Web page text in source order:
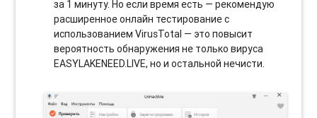
за 1 минуту. Но если время есть — рекомендую
расширенное онлайн тестирование с
использованием VirusTotal — это повысит
вероятность обнаружения не только вируса
EASYLAKENEED.LIVE, но и остальной нечисти.